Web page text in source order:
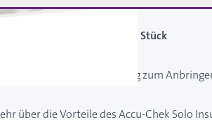
für Infusionseinheit / 1 Stück
Setzhilfe ist eine Vorrichtung zum
über die Vorteile des Accu-Chek Solo